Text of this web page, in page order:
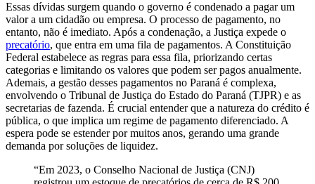
Essas dívidas surgem quando o governo é condenado a pagar um
valor a um cidadão ou empresa. O processo de pagamento, no
entanto, não é imediato. Após a condenação, a Justiça expede o
precatório, que entra em uma fila de pagamentos. A Constituição
Federal estabelece as regras para essa fila, priorizando certas
categorias e limitando os valores que podem ser pagos anualmente.
Ademais, a gestão desses pagamentos no Paraná é complexa,
envolvendo o Tribunal de Justiça do Estado do Paraná (TJPR) e as
secretarias de fazenda. É crucial entender que a natureza do crédito é
pública, o que implica um regime de pagamento diferenciado. A
espera pode se estender por muitos anos, gerando uma grande
demanda por soluções de liquidez.
“Em 2023, o Conselho Nacional de Justiça (CNJ)